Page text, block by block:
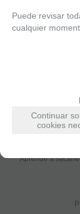
AÑADIR A
CESTA
Regístrate ahora
Aprende a
Puede revisar
cualquier
Continuar
cookies